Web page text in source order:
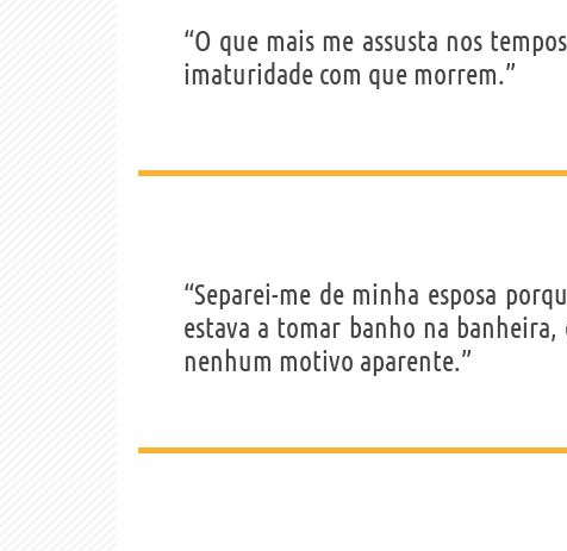
“O que mais me assusta nos
imaturidade com que morrem.”
“Separei-me de minha esposa
estava a tomar banho na
nenhum motivo aparente.”